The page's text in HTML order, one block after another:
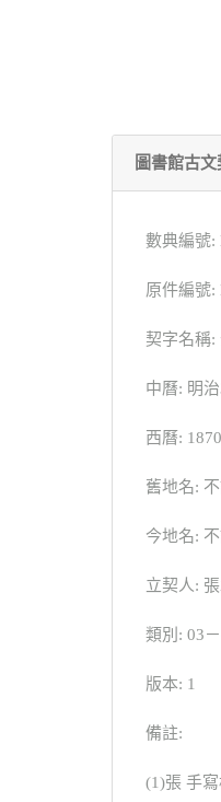
圖書館古
數典編號:
原件編號:
契字名稱:
中曆: 明
西曆: 1870
舊地名:
今地名:
立契人:
類別: 03
版本: 1
備註:
(1)張 手